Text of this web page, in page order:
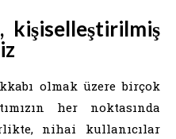
kişiselleştirilmiş
olmak üzere birçok
her noktasında
nihai kullanıcılar